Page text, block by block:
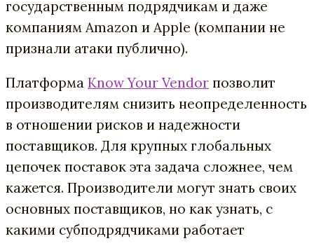
государственным подрядчикам и даже
компаниям Amazon и Apple (компании не
признали атаки публично).
Платформа Know Your Vendor позволит
производителям снизить неопределенность
в отношении рисков и надежности
поставщиков. Для крупных глобальных
цепочек поставок эта задача сложнее, чем
кажется. Производители могут знать своих
основных поставщиков, но как узнать, с
какими субподрядчиками работает